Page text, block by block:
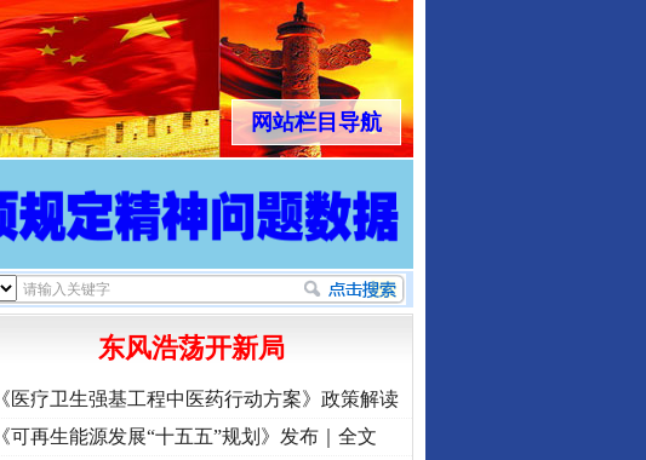
网站栏目导航
东风浩荡开新局
《医疗卫生强基工程中医药行动方案》政策解读
《可再生能源发展“十五五”规划》发布｜全文